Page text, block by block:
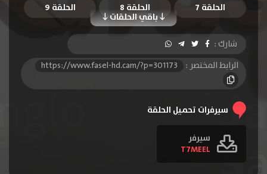
باقي الحلقات
الحلقة 7 الحلقة 8
الحلقة 9
الحلقة 10
شارك :
الرابط المختصر :
https://www.fasel-hd.cam/?p=301173
سيرفرات تحميل الحلقة
سيرفر
T7MEEL